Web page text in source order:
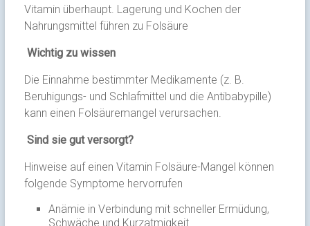
Vitamin überhaupt. Lagerung und Kochen der
Nahrungsmittel führen zu Folsäure
Wichtig zu wissen
Die Einnahme bestimmter Medikamente (z. B.
Beruhigungs- und Schlafmittel und die Antibabypille)
kann einen Folsäuremangel verursachen.
Sind sie gut versorgt?
Hinweise auf einen Vitamin Folsäure-Mangel können
folgende Symptome hervorrufen
Anämie in Verbindung mit schneller Ermüdung,
Schwäche und Kurzatmigkeit